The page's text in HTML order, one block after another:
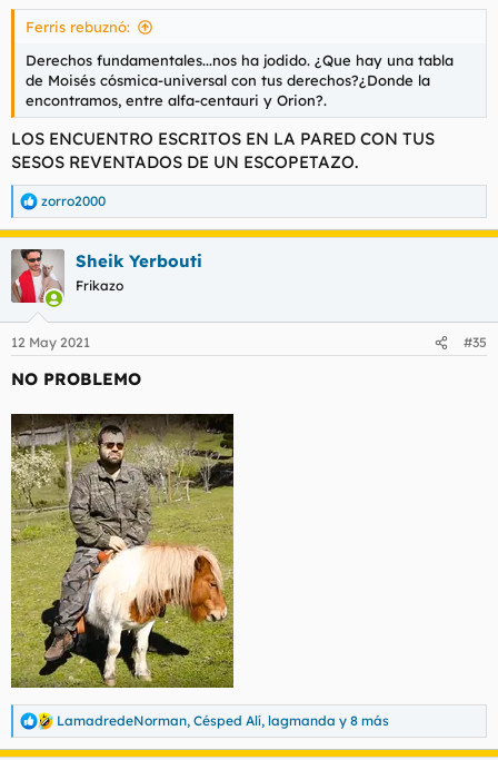
Ferris rebuznó:
Derechos fundamentales...nos ha jodido. ¿Que hay una tabla
de Moisés cósmica-universal con tus derechos?¿Donde la
encontramos, entre alfa-centauri y Orion?.
LOS ENCUENTRO ESCRITOS EN LA PARED CON TUS
SESOS REVENTADOS DE UN ESCOPETAZO.
R
e
a
c
c
i
e
:
zorro2000
Sheik Yerbouti
Frikazo
12 May 2021 #35
NO PROBLEMO
R
e
LamadredeNorman, Césped Alí, lagmanda y 8 más